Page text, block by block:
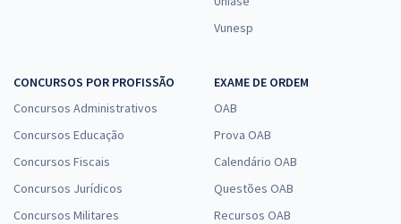
Vunesp
CONCURSOS POR PROFISSÃO
Concursos Administrativos
Concursos Educação
Concursos Fiscais
Concursos Jurídicos
Concursos Militares
EXAME DE ORDEM
OAB
Prova OAB
Calendário OAB
Questões OAB
Recursos OAB